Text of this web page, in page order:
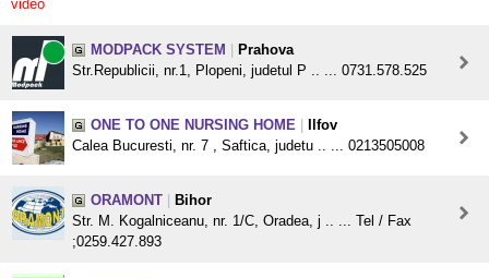
video
MODPACK SYSTEM
Prahova
Str.Republicii, nr.1, Plopeni, judetul P .. ... 0731.578.525
ONE TO ONE NURSING HOME
Ilfov
Calea Bucuresti, nr. 7 , Saftica, judetu .. ... 0213505008
ORAMONT
Bihor
Str. M. Kogalniceanu, nr. 1/C, Oradea, j .. ... Tel / Fax
;0259.427.893